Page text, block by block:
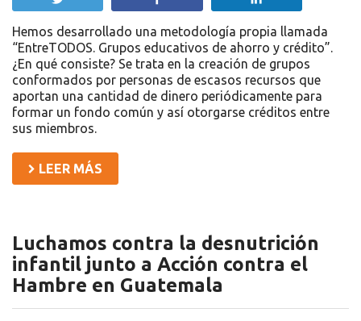
Hemos desarrollado una metodología propia llamada
“EntreTODOS. Grupos educativos de ahorro y crédito”.
¿En qué consiste? Se trata en la creación de grupos
conformados por personas de escasos recursos que
aportan una cantidad de dinero periódicamente para
formar un fondo común y así otorgarse créditos entre
sus miembros.
LEER MÁS
Luchamos contra la desnutrición
infantil junto a Acción contra el
Hambre en Guatemala